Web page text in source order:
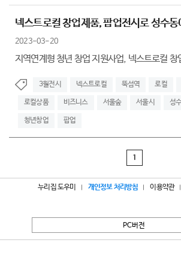
넥스트로컬 창업제품, 팝업전시로 성수
2023-03-20
지역연계형 청년 창업 지원사업, 넥스트로컬 창
3월전시 넥스트로컬 뚝섬역 로컬
로컬상품 비즈니스 서울숲 서울시 성
청년창업 팝업
1
누리집 도우미 개인정보 처리방침 이용약관
PC버전